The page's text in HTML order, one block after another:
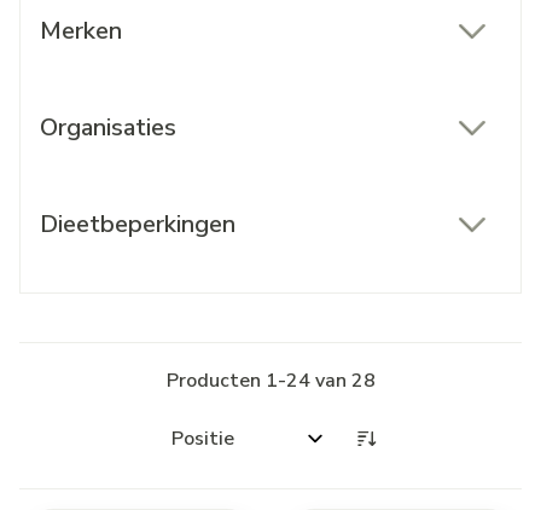
Merken
Organisaties
Dieetbeperkingen
Producten 1-24van 28
Sorteer op: